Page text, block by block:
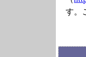
す。